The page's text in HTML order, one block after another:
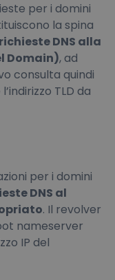
per i domini
la spina
DNS alla
Domain), ad
consulta quindi
TLD da
per i domini
DNS al
. Il revolver
nameserver
IP del